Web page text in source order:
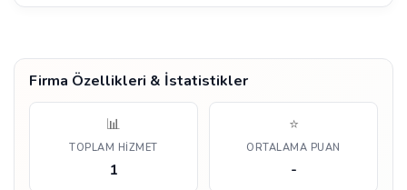
Firma Özellikleri & İstatistikler
📊
TOPLAM HIZMET
1
⭐
ORTALAMA PUAN
-